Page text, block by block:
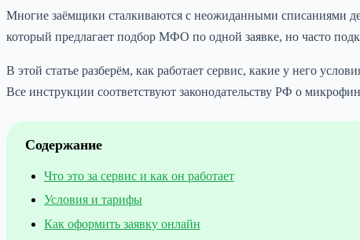
Многие заёмщики сталкиваются с неожиданными списаниями
который предлагает подбор МФО по одной заявке, но часто
В этой статье разберём, как работает сервис, какие у него
Все инструкции соответствуют законодательству РФ о
Содержание
Что это за сервис и как он работает
Условия и тарифы
Как оформить заявку онлайн